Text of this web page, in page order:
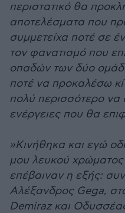
περιστατικό θα
αποτελέσματα που
συμμετείχα ποτέ σε
τον φανατισμό που
οπαδών των δύο
ποτέ να προκαλέσω
πολύ περισσότερο
ενέργειες που θα
»Κινήθηκα και εγώ
μου λευκού χρώματος
επέβαιναν η εξής:
Αλέξανδρος Gega,
Demiraz και